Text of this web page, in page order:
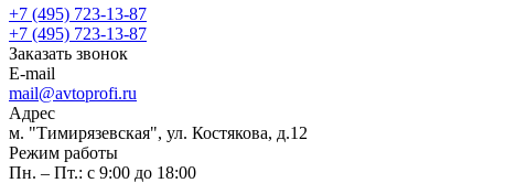
+7 (495) 723-13-87
+7 (495) 723-13-87
Заказать звонок
E-mail
mail@avtoprofi.ru
Адрес
м. "Тимирязевская", ул. Костякова, д.12
Режим работы
Пн. – Пт.: с 9:00 до 18:00